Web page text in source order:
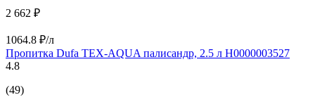
2 662 ₽
1064.8 ₽/л
Пропитка Dufa TEX-AQUA палисандр, 2.5 л Н0000003527
4.8
(49)